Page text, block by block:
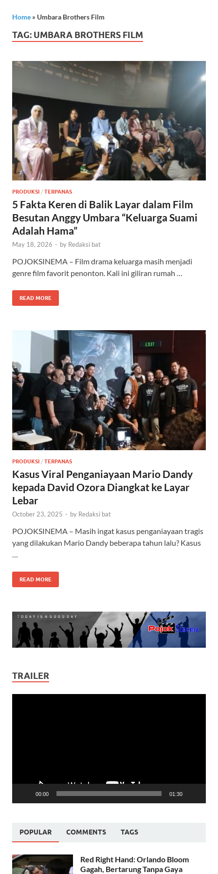
Home » Umbara Brothers Film
TAG: UMBARA BROTHERS FILM
PRODUKSI / TERPANAS
5 Fakta Keren di Balik Layar dalam Film
Besutan Anggy Umbara “Keluarga Suami
Adalah Hama”
May 18, 2026 - by Redaksi bat
POJOKSINEMA – Film drama keluarga masih menjadi
genre film favorit penonton. Kali ini giliran rumah …
READ MORE
PRODUKSI / TERPANAS
Kasus Viral Penganiayaan Mario Dandy
kepada David Ozora Diangkat ke Layar
Lebar
October 23, 2025 - by Redaksi bat
POJOKSINEMA – Masih ingat kasus penganiayaan tragis
yang dilakukan Mario Dandy beberapa tahun lalu? Kasus
…
READ MORE
TRAILER
00:00 01:30
POPULAR COMMENTS TAGS
Red Right Hand: Orlando Bloom
Gagah, Bertarung Tanpa Gaya